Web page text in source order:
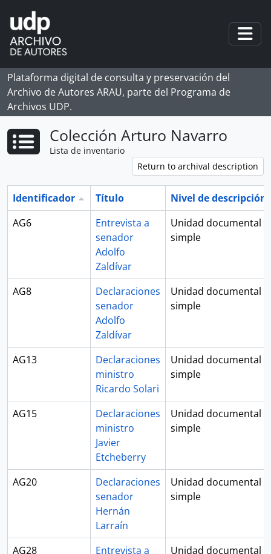
Skip to main content
Plataforma digital de consulta y preservación del
Archivo de Autores ARAU, parte del Programa de
Archivos UDP.
Colección Arturo Navarro
Lista de inventario
Return to archival description
Identificador Título
Nivel de descripción
AG6
Entrevista a
senador
Adolfo
Zaldívar
Unidad documental
simple
AG8
Declaraciones
senador
Adolfo
Zaldívar
Unidad documental
simple
AG13
Declaraciones
ministro
Ricardo Solari
Unidad documental
simple
AG15
Declaraciones
ministro
Javier
Etcheberry
Unidad documental
simple
AG20
Declaraciones
senador
Hernán
Larraín
Unidad documental
simple
AG28
Entrevista a
Unidad documental